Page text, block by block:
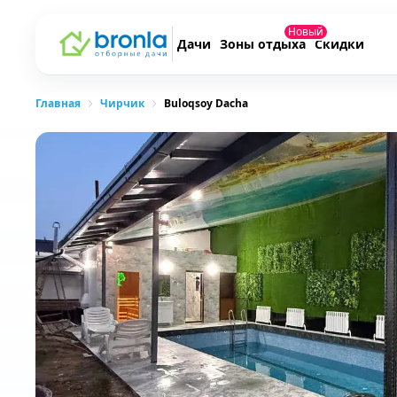
Дачи Зоны отдыха
Новый
Скидки
Главная Чирчик Buloqsoy Dacha